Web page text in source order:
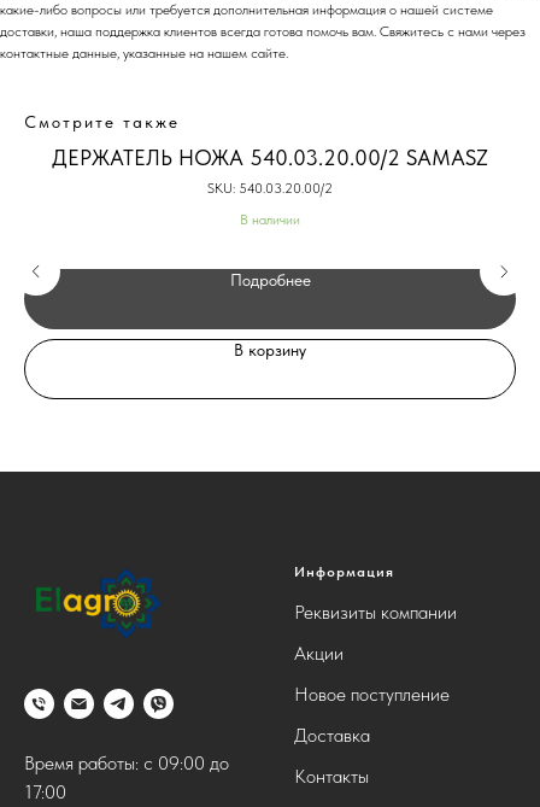
какие-либо вопросы или требуется дополнительная информация о нашей системе
доставки, наша поддержка клиентов всегда готова помочь вам. Свяжитесь с нами через
контактные данные, указанные на нашем сайте.
Смотрите также
ДЕРЖАТЕЛЬ НОЖА 540.03.20.00/2 SAMASZ
SKU: 540.03.20.00/2
В наличии
Подробнее
В корзину
Время работы: с 09:00 до
17:00
Информация
Реквизиты компании
Акции
Новое поступление
Доставка
Контакты